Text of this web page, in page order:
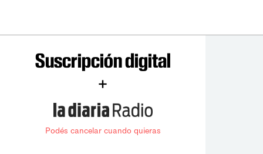
Suscripción digital
+
Podés cancelar cuando quieras